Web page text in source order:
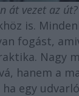
át vezet az út?
is.
fogást,
Nagy
hanem a
egy